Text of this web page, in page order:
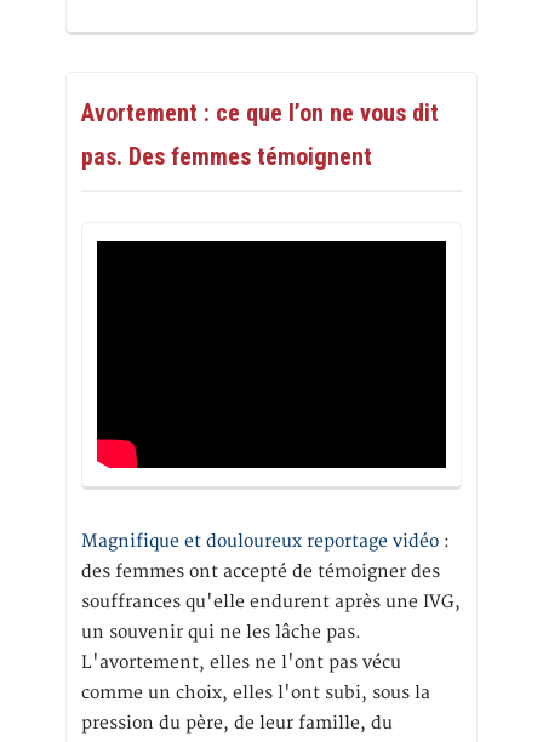
Avortement : ce que l’on ne vous dit
pas. Des femmes témoignent
Magnifique et douloureux reportage vidéo :
des femmes ont accepté de témoigner des
souffrances qu'elle endurent après une IVG,
un souvenir qui ne les lâche pas.
L'avortement, elles ne l'ont pas vécu
comme un choix, elles l'ont subi, sous la
pression du père, de leur famille, du